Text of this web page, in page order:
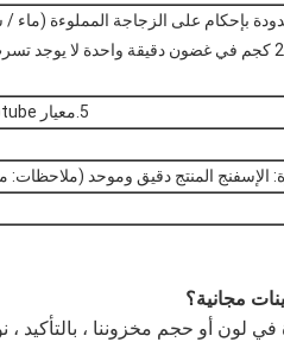
بإحكام على الزجاجة المملوءة
5. معيار Diptube: Diptube والإسكان (Tensile≥10N).
الإسفنج المنتج دقيق وموحد (ملاحظات:
في لون أو حجم مخزوننا ، بالتأكيد